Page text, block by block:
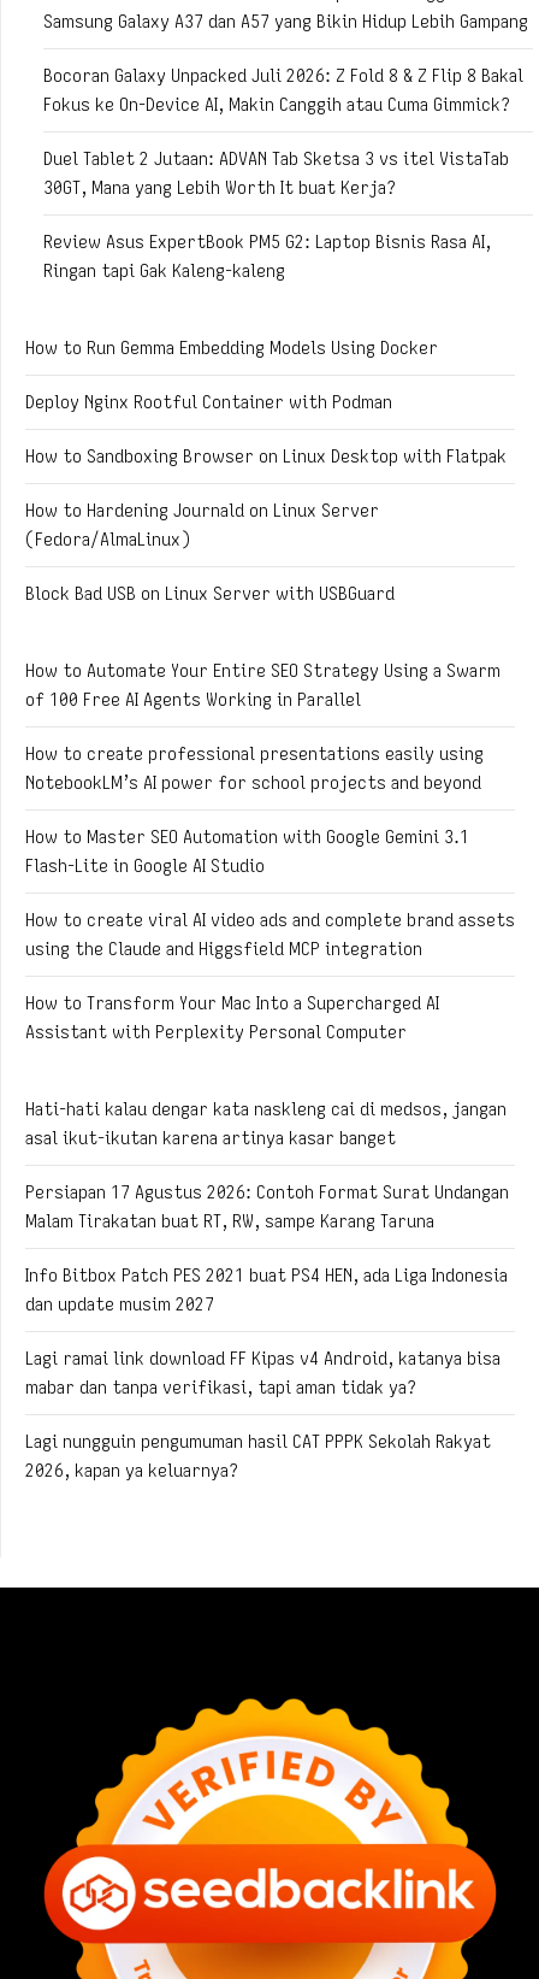
Samsung Galaxy A37 dan A57 yang Bikin Hidup Lebih Gampang
Bocoran Galaxy Unpacked Juli 2026: Z Fold 8 & Z Flip 8 Bakal
Fokus ke On-Device AI, Makin Canggih atau Cuma Gimmick?
Duel Tablet 2 Jutaan: ADVAN Tab Sketsa 3 vs itel VistaTab
30GT, Mana yang Lebih Worth It buat Kerja?
Review Asus ExpertBook PM5 G2: Laptop Bisnis Rasa AI,
Ringan tapi Gak Kaleng-kaleng
How to Run Gemma Embedding Models Using Docker
Deploy Nginx Rootful Container with Podman
How to Sandboxing Browser on Linux Desktop with Flatpak
How to Hardening Journald on Linux Server
(Fedora/AlmaLinux)
Block Bad USB on Linux Server with USBGuard
How to Automate Your Entire SEO Strategy Using a Swarm
of 100 Free AI Agents Working in Parallel
How to create professional presentations easily using
NotebookLM’s AI power for school projects and beyond
How to Master SEO Automation with Google Gemini 3.1
Flash-Lite in Google AI Studio
How to create viral AI video ads and complete brand assets
using the Claude and Higgsfield MCP integration
How to Transform Your Mac Into a Supercharged AI
Assistant with Perplexity Personal Computer
Hati-hati kalau dengar kata naskleng cai di medsos, jangan
asal ikut-ikutan karena artinya kasar banget
Persiapan 17 Agustus 2026: Contoh Format Surat Undangan
Malam Tirakatan buat RT, RW, sampe Karang Taruna
Info Bitbox Patch PES 2021 buat PS4 HEN, ada Liga Indonesia
dan update musim 2027
Lagi ramai link download FF Kipas v4 Android, katanya bisa
mabar dan tanpa verifikasi, tapi aman tidak ya?
Lagi nungguin pengumuman hasil CAT PPPK Sekolah Rakyat
2026, kapan ya keluarnya?